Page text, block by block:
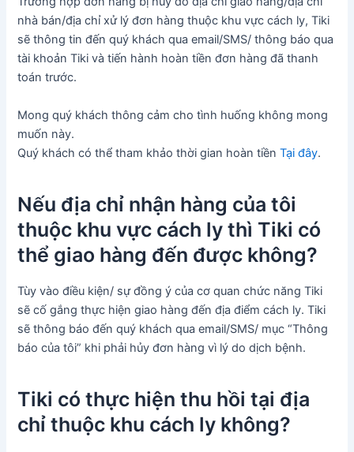
nhà bán/địa chỉ xử lý đơn hàng thuộc khu vực cách ly, Tiki
sẽ thông tin đến quý khách qua email/SMS/ thông báo qua
tài khoản Tiki và tiến hành hoàn tiền đơn hàng đã thanh
toán trước.
Mong quý khách thông cảm cho tình huống không mong
muốn này.
Quý khách có thể tham khảo thời gian hoàn tiềnTại đây.
Nếu địa chỉ nhận hàng của tôi
thuộc khu vực cách ly thì Tiki có
thể giao hàng đến được không?
Tùy vào điều kiện/ sự đồng ý của cơ quan chức năng Tiki
sẽ cố gắng thực hiện giao hàng đến địa điểm cách ly. Tiki
sẽ thông báo đến quý khách qua email/SMS/ mục “Thông
báo của tôi” khi phải hủy đơn hàng vì lý do dịch bệnh.
Tiki có thực hiện thu hồi tại địa
chỉ thuộc khu cách ly không?